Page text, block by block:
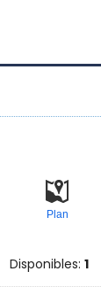
Plan
Disponibles: 1